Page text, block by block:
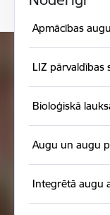
Apmācības
LIZ pārvaldības
Bioloģiskā
Augu un augu
Integrētā augu